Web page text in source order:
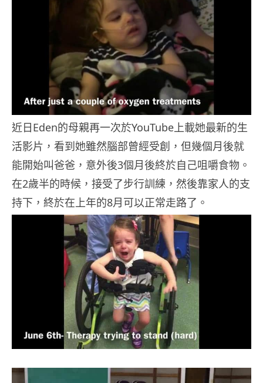
近日Eden的母親再一次於YouTube上載她最新的生
活影片，看到她雖然腦部曾經受創，但幾個月後就
能開始叫爸爸，意外後3個月後終於自己咀嚼食物。
在2歲半的時候，接受了步行訓練，然後靠家人的支
持下，終於在上年的8月可以正常走路了。